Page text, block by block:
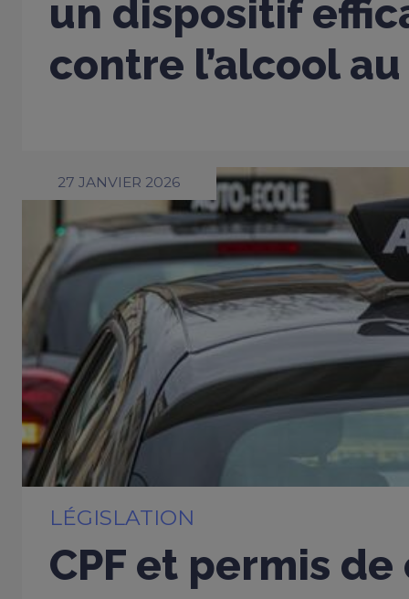
un dispositif
contre l’alcool
27 JANVIER 2026
LÉGISLATION
CPF et permis